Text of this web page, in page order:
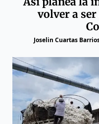
volver a ser
Joselin Cuartas